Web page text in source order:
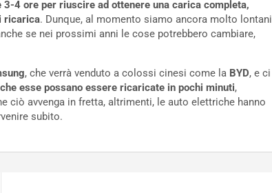
3-4 ore per riuscire ad ottenere una carica completa,
ricarica. Dunque, al momento siamo ancora molto lontani
se nei prossimi anni le cose potrebbero cambiare,
, che verrà venduto a colossi cinesi come la BYD, e ci
esse possano essere ricaricate in pochi minuti,
ciò avvenga in fretta, altrimenti, le auto elettriche hanno
subito.